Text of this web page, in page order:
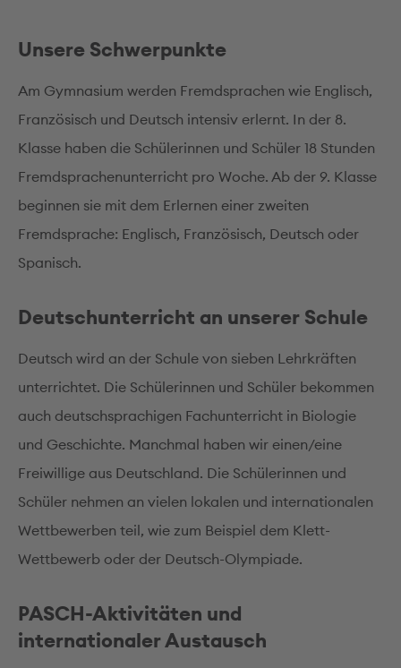
Unsere Schwerpunkte
Am Gymnasium werden Fremdsprachen wie Englisch,
Französisch und Deutsch intensiv erlernt. In der 8.
Klasse haben die Schülerinnen und Schüler 18 Stunden
Fremdsprachenunterricht pro Woche. Ab der 9. Klasse
beginnen sie mit dem Erlernen einer zweiten
Fremdsprache: Englisch, Französisch, Deutsch oder
Spanisch.
Deutschunterricht an unserer Schule
Deutsch wird an der Schule von sieben Lehrkräften
unterrichtet. Die Schülerinnen und Schüler bekommen
auch deutschsprachigen Fachunterricht in Biologie
und Geschichte. Manchmal haben wir einen/eine
Freiwillige aus Deutschland. Die Schülerinnen und
Schüler nehmen an vielen lokalen und internationalen
Wettbewerben teil, wie zum Beispiel dem Klett-
Wettbewerb oder der Deutsch-Olympiade.
PASCH-Aktivitäten und
internationaler Austausch